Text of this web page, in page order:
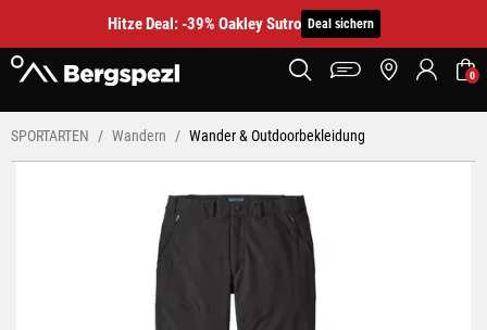
Hitze Deal: -39% Oakley Sutro Deal sichern
0
SPORTARTEN Wandern Wander & Outdoorbekleidung